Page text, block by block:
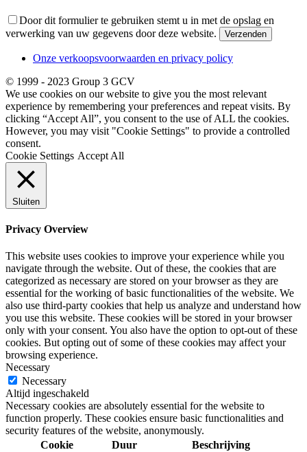
Door dit formulier te gebruiken stemt u in met de opslag en
verwerking van uw gegevens door deze website.
Onze verkoopsvoorwaarden en privacy policy
© 1999 - 2023 Group 3 GCV
We use cookies on our website to give you the most relevant
experience by remembering your preferences and repeat visits. By
clicking “Accept All”, you consent to the use of ALL the cookies.
However, you may visit "Cookie Settings" to provide a controlled
consent.
Cookie Settings Accept All
Sluiten
Privacy Overview
This website uses cookies to improve your experience while you
navigate through the website. Out of these, the cookies that are
categorized as necessary are stored on your browser as they are
essential for the working of basic functionalities of the website. We
also use third-party cookies that help us analyze and understand how
you use this website. These cookies will be stored in your browser
only with your consent. You also have the option to opt-out of these
cookies. But opting out of some of these cookies may affect your
browsing experience.
Necessary
Necessary
Altijd ingeschakeld
Necessary cookies are absolutely essential for the website to
function properly. These cookies ensure basic functionalities and
security features of the website, anonymously.
Cookie
Duur Beschrijving